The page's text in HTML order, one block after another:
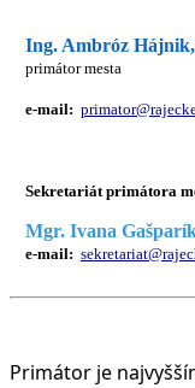
Ing. Ambróz
primátor mesta
e-mail:
Sekretariát primátora
Mgr. Ivana
e-mail:
Primátor je